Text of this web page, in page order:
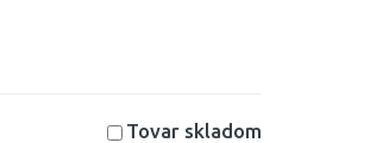
Tovar skladom